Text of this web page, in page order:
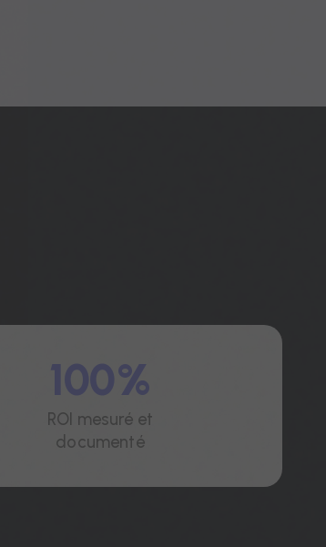
100%
ROI mesuré et
documenté